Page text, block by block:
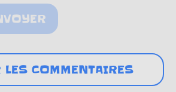
LES COMMENTAIRES